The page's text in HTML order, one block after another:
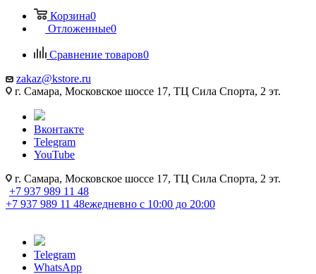
Корзина0
Отложенные0
Сравнение товаров0
zakaz@kstore.ru
г. Самара, Московское шоссе 17, ТЦ Сила Спорта, 2 эт.
Вконтакте
Telegram
YouTube
г. Самара, Московское шоссе 17, ТЦ Сила Спорта, 2 эт.
+7 937 989 11 48
+7 937 989 11 48ежедневно с 10:00 до 20:00
Telegram
WhatsApp